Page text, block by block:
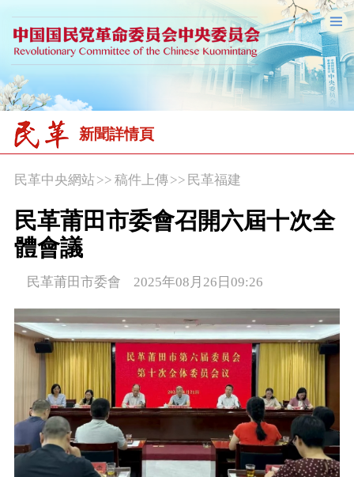
新聞詳情頁
民革中央網站>> 稿件上傳>> 民革福建
民革莆田市委會召開六屆十次全
體會議
民革莆田市委會 2025年08月26日09:26